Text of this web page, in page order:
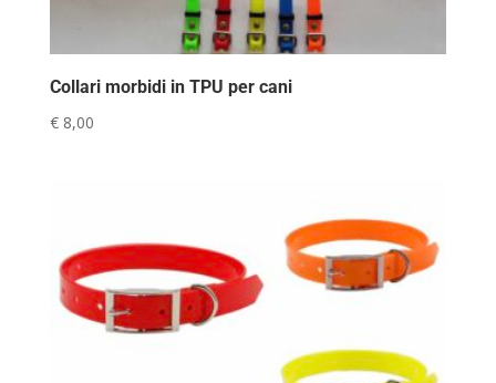
Collari morbidi in TPU per cani
€8,00